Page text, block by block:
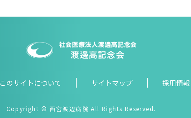
このサイトについて サイトマップ 採用情報
Copyright © 西宮渡辺病院 All Rights Reserved.